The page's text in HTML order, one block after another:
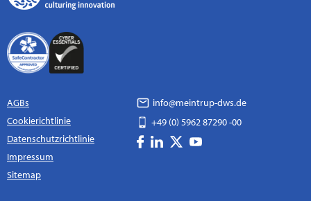
AGBs
Cookierichtlinie
Datenschutzrichtlinie
Impressum
Sitemap
info@meintrup-dws.de
+49 (0) 5962 87290 -00